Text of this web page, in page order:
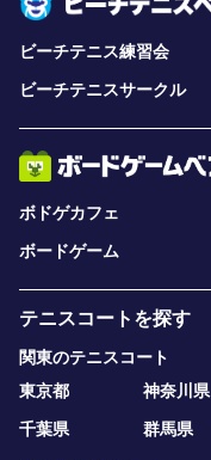
ビーチテニス練習会
ビーチテニスサークル
ボドゲカフェ
ボードゲーム
テニスコートを探す
関東のテニスコート
東京都
神奈川県
千葉県
群馬県